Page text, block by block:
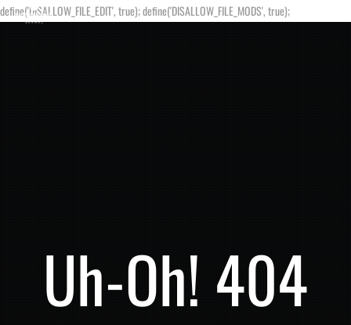
define('DISALLOW_FILE_EDIT', true); define('DISALLOW_FILE_MODS', true);
Uh-Oh! 404